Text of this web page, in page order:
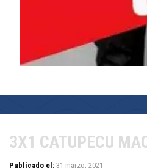
3X1 CATUPECU
Publicado el: 31 marzo, 2021